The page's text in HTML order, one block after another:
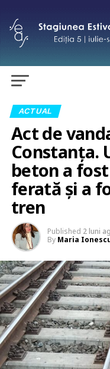
ACTUAL
Act de
Constanța.
beton a
ferată și a
tren
Published 2 luni
By Maria